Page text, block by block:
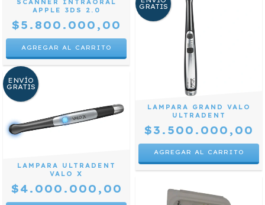
SCANNER INTRAORAL
APPLE 3DS 2.0
$5.800.000,00
ENVÍO
GRATIS
LAMPARA ULTRADENT
VALO X
$4.000.000,00
GRATIS
LAMPARA GRAND VALO
ULTRADENT
$3.500.000,00